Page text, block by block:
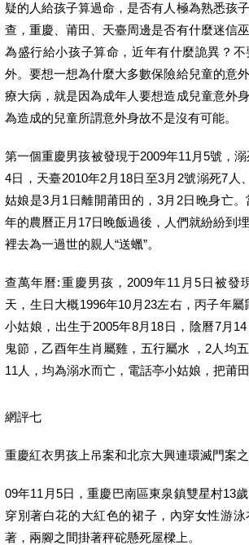
疑的人給孩子算過命，是否有人極為熟悉孩
查，重慶、莆田、天臺周邊是否有什麼迷信
為盛行給小孩子算命，近年有什麼詭異？
外。要想一想為什麼大多數保險給兒童的意
療大病，就是因為成年人要想造成兒童意外
為造成的兒童所謂意外身故不是沒有可能。
第一個重慶男孩被發現于2009年11月5號，
4日，天臺2010年2月18日至3月2號溺死7人
姑娘是3月1日離開莆田的，3月2日晚身亡
年的農曆正月17日晚飯過後，人們就紛紛到
裡去為一過世的親人“送蠟”。
查萬年曆:重慶男孩，2009年11月5日被發
天，生日大概1996年10月23左右，丙子年
小姑娘，出生于2005年8月18日，陰曆7月
鬼節，乙酉年生肖屬雞，五行屬水 ，2人均
11人，均為溺水而亡，電話亭小姑娘，把莆
網評七
重慶紅衣男孩上吊案和北京大興連環滅門案之
09年11月5日，重慶巴南區東泉鎮雙星村13
穿別著白花的大紅色的裙子，內穿女性游
著，兩腳之間掛著秤砣懸死屋樑上。